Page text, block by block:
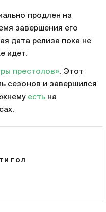
продлен на
завершения его
дата релиза пока не
идет.
престолов». Этот
сезонов и завершился
есть на
ГОЛ